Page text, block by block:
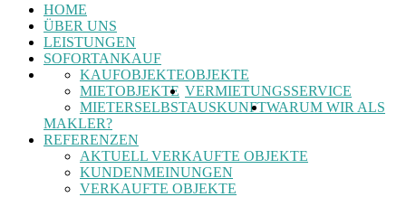
HOME
ÜBER UNS
LEISTUNGEN
SOFORTANKAUF
OBJEKTE
KAUFOBJEKTE
MIETOBJEKTE VERMIETUNGSSERVICE
MIETERSELBSTAUSKUNFTWARUM WIR ALS
MAKLER?
REFERENZEN
AKTUELL VERKAUFTE OBJEKTE
KUNDENMEINUNGEN
VERKAUFTE OBJEKTE